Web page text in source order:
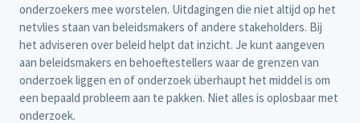
onderzoekers mee worstelen. Uitdagingen die niet altijd op het
netvlies staan van beleidsmakers of andere stakeholders. Bij
het adviseren over beleid helpt dat inzicht. Je kunt aangeven
aan beleidsmakers en behoeftestellers waar de grenzen van
onderzoek liggen en of onderzoek überhaupt het middel is om
een bepaald probleem aan te pakken. Niet alles is oplosbaar met
onderzoek.